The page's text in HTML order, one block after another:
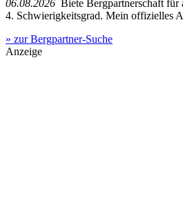
06.08.2026 Biete Bergpartnerschaft
4. Schwierigkeitsgrad. Mein offizielles
» zur Bergpartner-Suche
Anzeige